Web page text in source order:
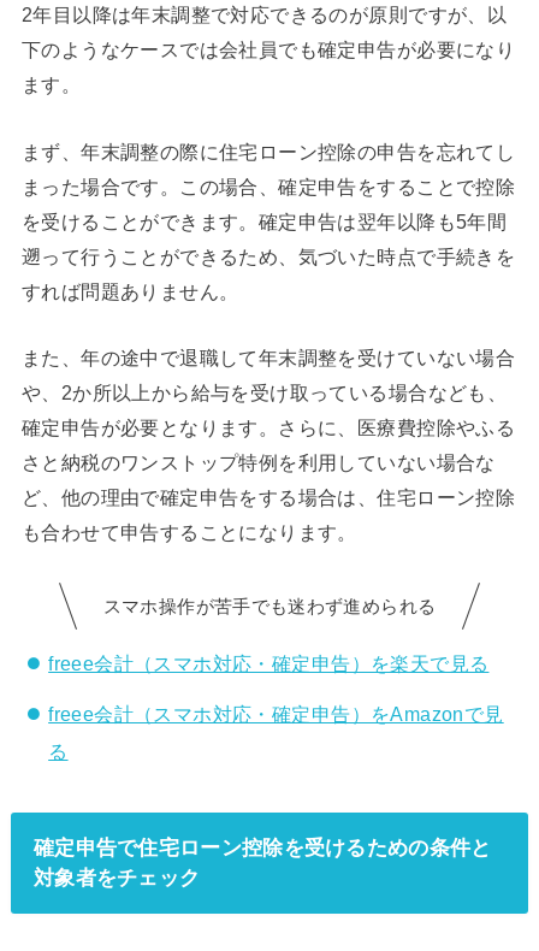
2年目以降は年末調整で対応できるのが原則ですが、以
下のようなケースでは会社員でも確定申告が必要になり
ます。
まず、年末調整の際に住宅ローン控除の申告を忘れてし
まった場合です。この場合、確定申告をすることで控除
を受けることができます。確定申告は翌年以降も5年間
遡って行うことができるため、気づいた時点で手続きを
すれば問題ありません。
また、年の途中で退職して年末調整を受けていない場合
や、2か所以上から給与を受け取っている場合なども、
確定申告が必要となります。さらに、医療費控除やふる
さと納税のワンストップ特例を利用していない場合な
ど、他の理由で確定申告をする場合は、住宅ローン控除
も合わせて申告することになります。
スマホ操作が苦手でも迷わず進められる
freee会計（スマホ対応・確定申告）を楽天で見る
freee会計（スマホ対応・確定申告）をAmazonで見
る
確定申告で住宅ローン控除を受けるための条件と
対象者をチェック